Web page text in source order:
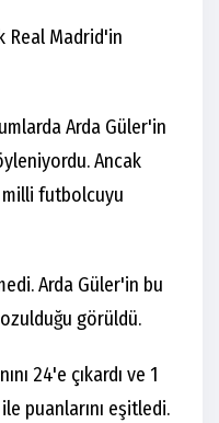
Real Madrid'in
Arda Güler'in
Ancak
futbolcuyu
Arda Güler'in bu
görüldü.
24'e çıkardı ve 1
puanlarını eşitledi.